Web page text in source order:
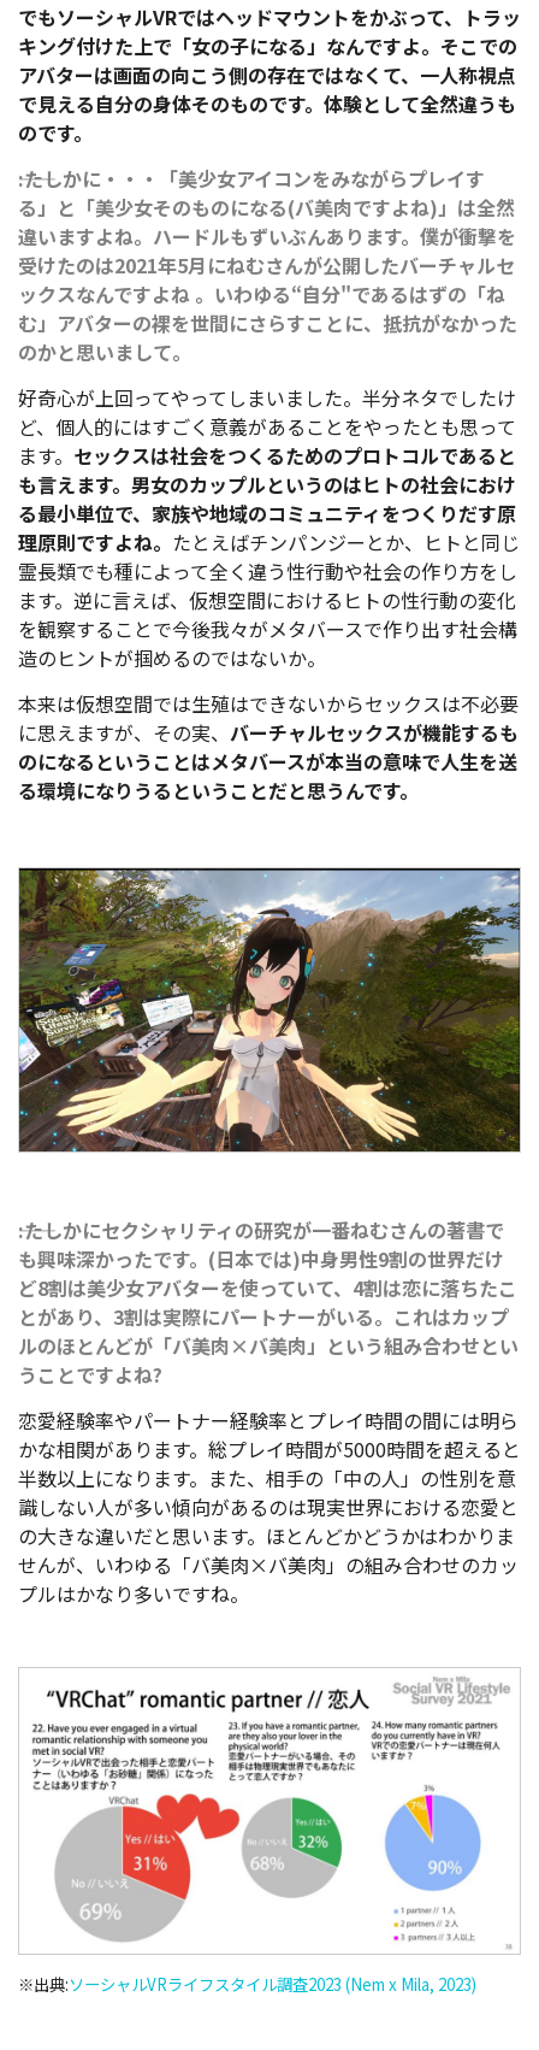
でもソーシャルVRではヘッドマウントをかぶって、トラッ
キング付けた上で「女の子になる」なんですよ。そこでの
アバターは画面の向こう側の存在ではなくて、一人称視点
で見える自分の身体そのものです。体験として全然違うも
のです。
――:たしかに・・・「美少女アイコンをみながらプレイす
る」と「美少女そのものになる(バ美肉ですよね)」は全然
違いますよね。ハードルもずいぶんあります。僕が衝撃を
受けたのは2021年5月にねむさんが公開したバーチャルセ
ックスなんですよね 。いわゆる“自分"であるはずの「ね
む」アバターの裸を世間にさらすことに、抵抗がなかった
のかと思いまして。
好奇心が上回ってやってしまいました。半分ネタでしたけ
ど、個人的にはすごく意義があることをやったとも思って
ます。 セックスは社会をつくるためのプロトコルであると
も言えます。男女のカップルというのはヒトの社会におけ
る最小単位で、家族や地域のコミュニティをつくりだす原
理原則ですよね。 たとえばチンパンジーとか、ヒトと同じ
霊長類でも種によって全く違う性行動や社会の作り方をし
ます。逆に言えば、仮想空間におけるヒトの性行動の変化
を観察することで今後我々がメタバースで作り出す社会構
造のヒントが掴めるのではないか。
本来は仮想空間では生殖はできないからセックスは不必要
に思えますが、その実、 バーチャルセックスが機能するも
のになるということはメタバースが本当の意味で人生を送
る環境になりうるということだと思うんです。
――:たしかにセクシャリティの研究が一番ねむさんの著書で
も興味深かったです。(日本では)中身男性9割の世界だけ
ど8割は美少女アバターを使っていて、4割は恋に落ちたこ
とがあり、3割は実際にパートナーがいる。これはカップ
ルのほとんどが「バ美肉×バ美肉」という組み合わせとい
うことですよね?
恋愛経験率やパートナー経験率とプレイ時間の間には明ら
かな相関があります。総プレイ時間が5000時間を超えると
半数以上になります。また、相手の「中の人」の性別を意
識しない人が多い傾向があるのは現実世界における恋愛と
の大きな違いだと思います。ほとんどかどうかはわかりま
せんが、いわゆる「バ美肉×バ美肉」の組み合わせのカッ
プルはかなり多いですね。
※出典:ソーシャルVRライフスタイル調査2023 (Nem x Mila, 2023)